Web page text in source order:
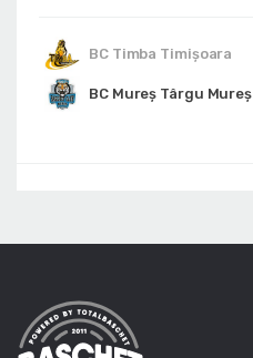
BC Timba Timişoara
BC Mureș Târgu Mureș